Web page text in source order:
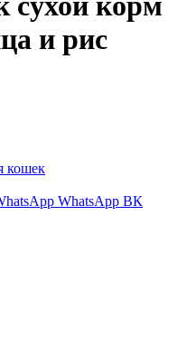
и рис
кошек
WhatsApp ВК